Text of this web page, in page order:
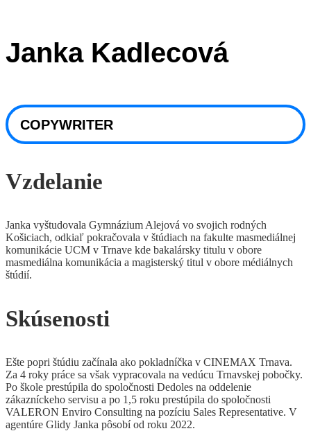
Janka Kadlecová
COPYWRITER
Vzdelanie
Janka vyštudovala Gymnázium Alejová vo svojich rodných
Košiciach, odkiaľ pokračovala v štúdiach na fakulte masmediálnej
komunikácie UCM v Trnave kde bakalársky titulu v obore
masmediálna komunikácia a magisterský titul v obore médiálnych
štúdií.
Skúsenosti
Ešte popri štúdiu začínala ako pokladníčka v CINEMAX Trnava.
Za 4 roky práce sa však vypracovala na vedúcu Trnavskej pobočky.
Po škole prestúpila do spoločnosti Dedoles na oddelenie
zákazníckeho servisu a po 1,5 roku prestúpila do spoločnosti
VALERON Enviro Consulting na pozíciu Sales Representative. V
agentúre Glidy Janka pôsobí od roku 2022.